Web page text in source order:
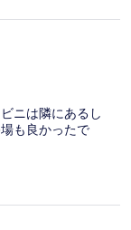
ニは隣にあるし
も良かったで